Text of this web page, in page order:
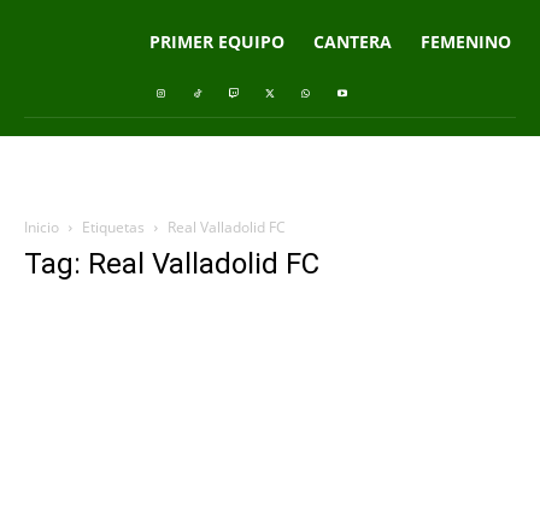
PRIMER EQUIPO CANTERA FEMENINO
Inicio Etiquetas Real Valladolid FC
Tag: Real Valladolid FC